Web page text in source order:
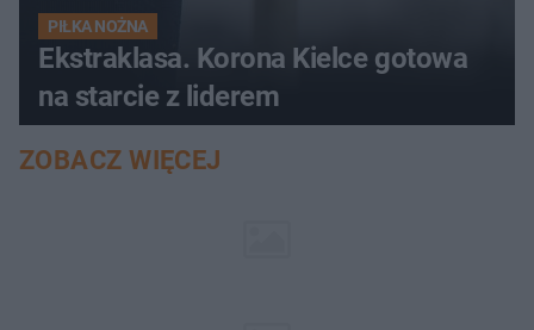
PIŁKA NOŻNA
Ekstraklasa. Korona Kielce gotowa
na starcie z liderem
ZOBACZ WIĘCEJ